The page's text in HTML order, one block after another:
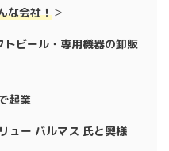
な会社！＞
ビール・専用機器の卸販
起業
ュー バルマス 氏と奥様